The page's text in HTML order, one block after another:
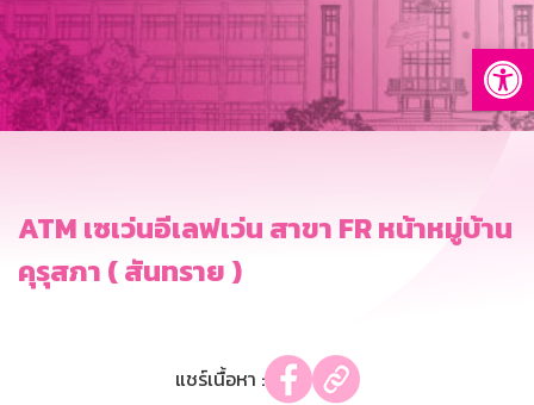
บริการทางการเงิน
อื่นๆ
ติดต่อเรา
บริการออนไลน์
GSB Society
ATM เซเว่นอีเลฟเว่น สาขา FR หน้าหมู่บ้าน
คุรุสภา ( สันทราย )
แชร์เนื้อหา :